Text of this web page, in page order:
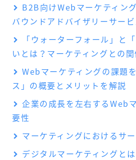
B2B向けWebマーケティン
バウンドアドバイザリーサー
「ウォーターフォール」と
いとは？マーケティングとの関
Webマーケティングの課題
ス」の概要とメリットを解説
企業の成長を左右するWeb
要性
マーケティングにおけるサ
デジタルマーケティングと